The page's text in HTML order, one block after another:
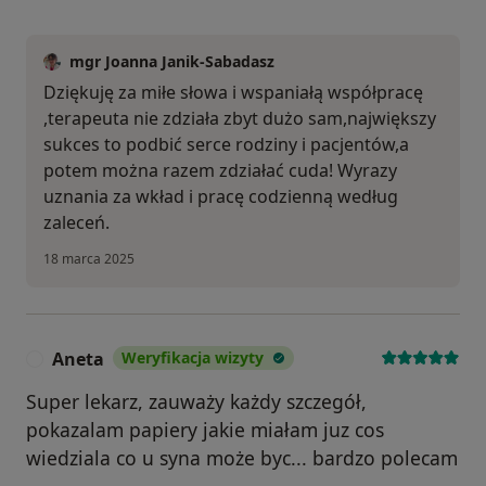
mgr Joanna Janik-Sabadasz
Dziękuję za miłe słowa i wspaniałą współpracę
,terapeuta nie zdziała zbyt dużo sam,największy
sukces to podbić serce rodziny i pacjentów,a
potem można razem zdziałać cuda! Wyrazy
uznania za wkład i pracę codzienną według
zaleceń.
18 marca 2025
Aneta Weryfikacja wizyty
Super lekarz, zauważy każdy szczegół,
pokazalam papiery jakie miałam juz cos
wiedziala co u syna może byc... bardzo polecam